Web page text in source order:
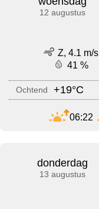
12 augustus
Z, 4.1 m/s
41 %
Ochtend +19°C
06:22
donderdag
13 augustus